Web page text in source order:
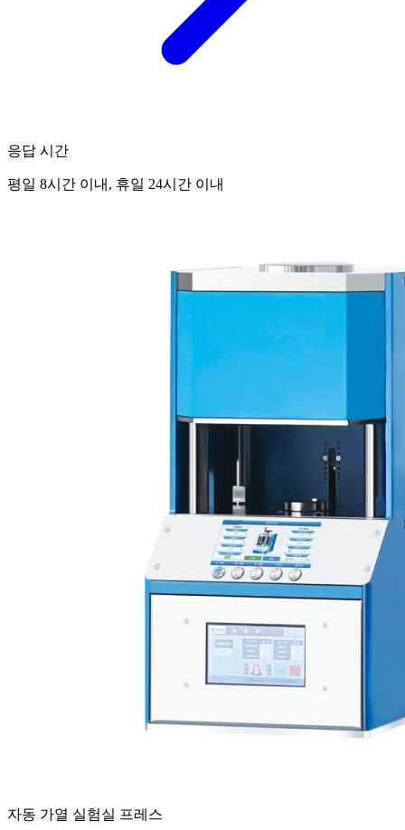
응답 시간
평일 8시간 이내, 휴일 24시간 이내
자동 가열 실험실 프레스